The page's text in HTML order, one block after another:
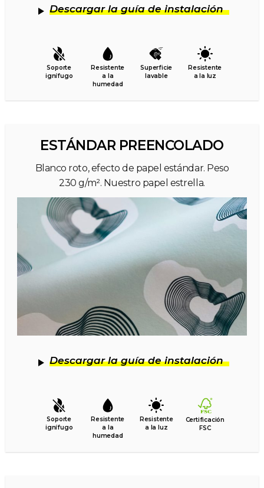
Descargar la guía de instalación
Soporte
ignífugo
Resistente
a la
humedad
Superficie
lavable
Resistente
a la luz
ESTÁNDAR PREENCOLADO
Blanco roto, efecto de papel estándar. Peso
230 g/m². Nuestro papel estrella.
Descargar la guía de instalación
Soporte
ignífugo
Resistente
a la
humedad
Resistente
a la luz
Certificación
FSC